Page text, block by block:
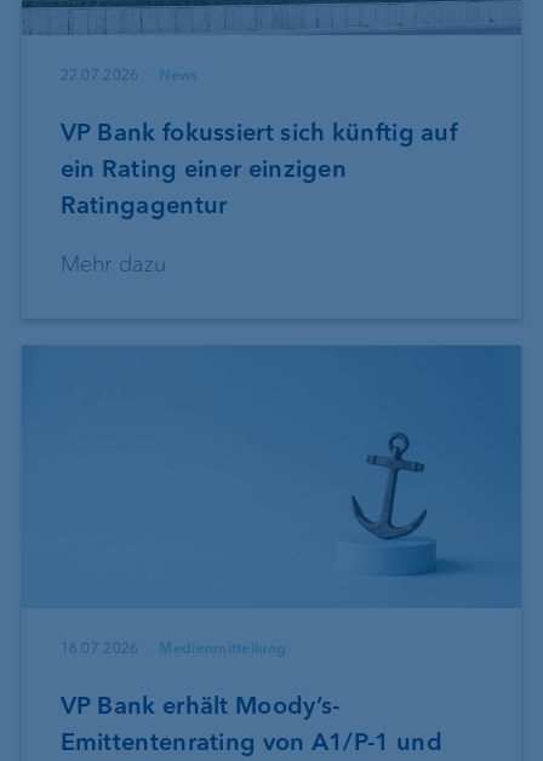
22.07.2026 News
VP Bank fokussiert sich künftig auf
ein Rating einer einzigen
Ratingagentur
Mehr dazu
16.07.2026 Medienmitteilung
VP Bank erhält Moody’s-
Emittentenrating von A1/P-1 und